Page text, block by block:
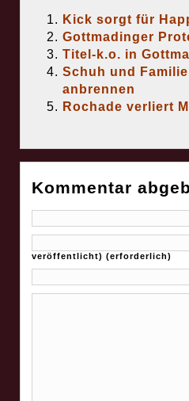
Kick sorgt für
Gottmadinger
Titel-k.o. in
Schuh und
anbrennen
Rochade verliert
Kommentar
veröffentlicht) (erforderlich)